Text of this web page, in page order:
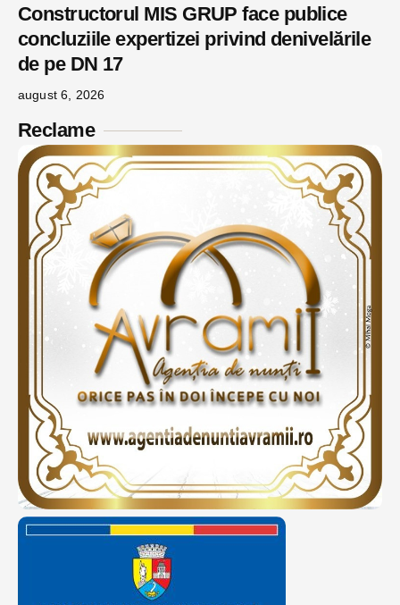
Constructorul MIS GRUP face publice
concluziile expertizei privind denivelările
de pe DN 17
august 6, 2026
Reclame